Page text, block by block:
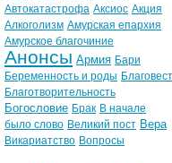
Автокатастрофа Аксиос Акция
Алкоголизм Амурская епархия
Амурское благочиние
Анонсы Армия Бари
Беременность и роды Благовест
Благотворительность
Богословие Брак В начале
было слово Великий пост Вера
Викариатство Вопросы